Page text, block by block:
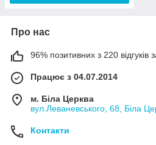
Про нас
96% позитивних з 220 відгуків
Працює з 04.07.2014
м. Біла Церква
вул.Леваневського, 68, Біла
Контакти